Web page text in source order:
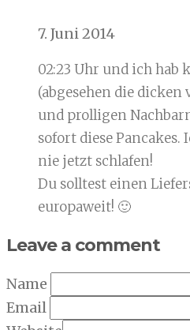
7. Juni 2014
02:23 Uhr und ich hab
(abgesehen die
und prolligen
sofort diese
nie jetzt schlafen!
Du solltest einen
europaweit! 🙂
Leave a comment
Name
Email